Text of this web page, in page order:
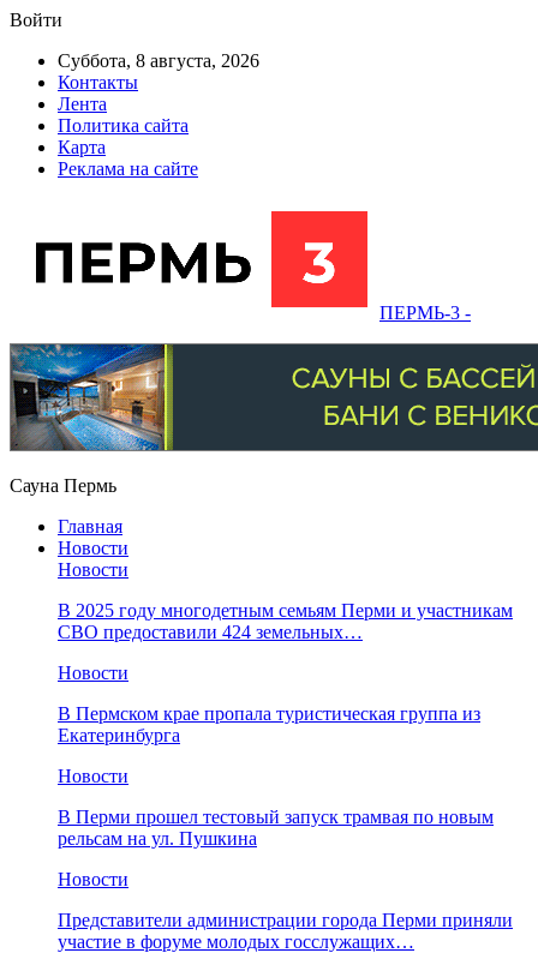
Войти
Суббота, 8 августа, 2026
Контакты
Лента
Политика сайта
Карта
Реклама на сайте
ПЕРМЬ-3 -
Сауна Пермь
Главная
Новости
Новости
В 2025 году многодетным семьям Перми и участникам
СВО предоставили 424 земельных…
Новости
​В Пермском крае пропала туристическая группа из
Екатеринбурга
Новости
В Перми прошел тестовый запуск трамвая по новым
рельсам на ул. Пушкина
Новости
Представители администрации города Перми приняли
участие в форуме молодых госслужащих…